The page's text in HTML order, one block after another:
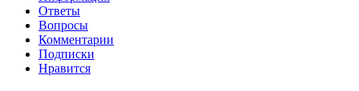
Ответы
Вопросы
Комментарии
Подписки
Нравится